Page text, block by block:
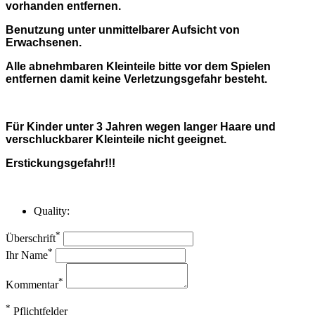
vorhanden entfernen.
Benutzung unter unmittelbarer Aufsicht von
Erwachsenen.
Alle abnehmbaren Kleinteile bitte vor dem Spielen
entfernen damit keine Verletzungsgefahr besteht.
Für Kinder unter 3 Jahren wegen langer Haare und
verschluckbarer Kleinteile nicht geeignet.
Erstickungsgefahr!!!
Quality:
Überschrift*
Ihr Name*
Kommentar*
* Pflichtfelder